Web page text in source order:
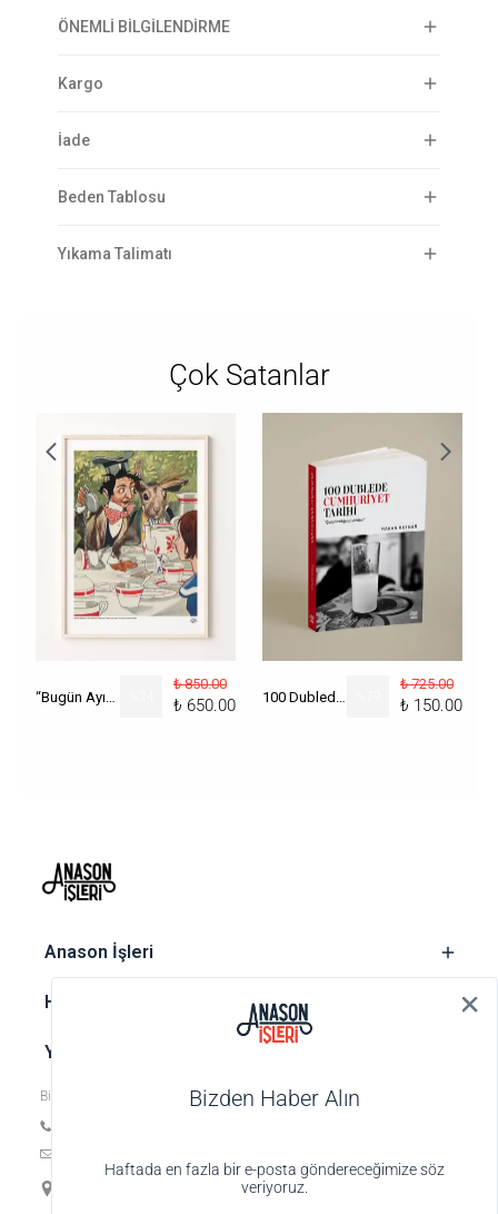
ÖNEMLİ BİLGİLENDİRME
Kargo
İade
Beden Tablosu
Yıkama Talimatı
Çok Satanlar
₺ 850.00
₺ 650.00
₺ 725.00
₺ 150.00
‎ Anason İşleri
‎ Hesap
‎ Yasal metinler
Bize ulaşın
19 Mayıs Mah. Veteriner Hilmi Sok., Hilmi Palas No:4 K:1 D:4,
Bizden Haber Alın
Haftada en fazla bir e-posta göndereceğimize söz
veriyoruz.